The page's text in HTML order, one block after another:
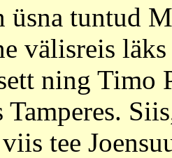
üsna tuntud
välisreis
ning Timo
tee